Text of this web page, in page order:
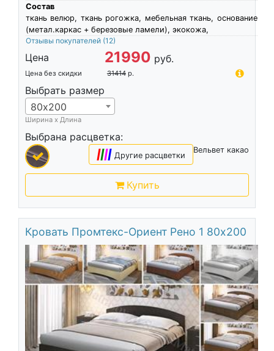
Состав
ткань велюр, ткань рогожка, мебельная ткань, основание
(метал.каркас + березовые ламели), экокожа,
Отзывы покупателей (12)
Цена 21990 руб.
Цена без скидки 31414 р.
Выбрать размер
80х200
Ширина х Длина
Выбрана расцветка:
Вельвет какао
|||| Другие расцветки
Купить
Кровать Промтекс-Ориент Рено 1 80х200